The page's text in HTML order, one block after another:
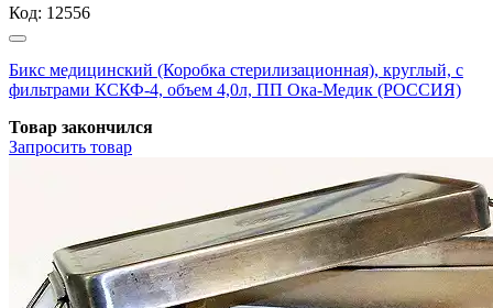
Код: 12556
Бикс медицинский (Коробка стерилизационная), круглый, с
фильтрами КСКФ-4, объем 4,0л, ПП Ока-Медик (РОССИЯ)
Товар закончился
Запросить товар